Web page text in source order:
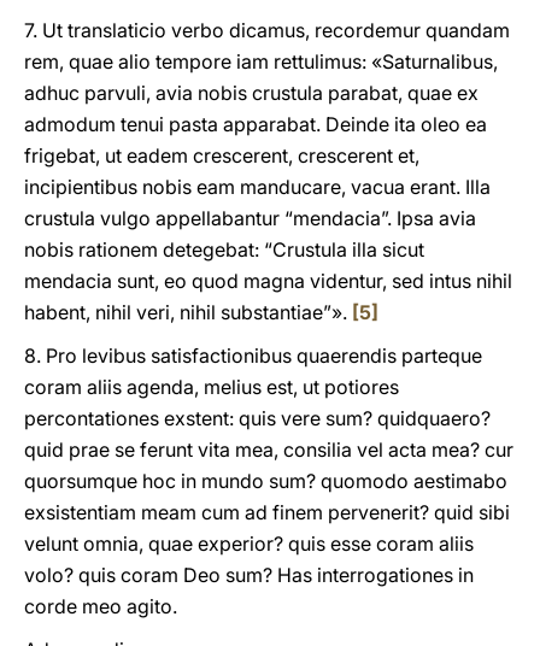
7. Ut translaticio verbo dicamus, recordemur quandam
rem, quae alio tempore iam rettulimus: «Saturnalibus,
adhuc parvuli, avia nobis crustula parabat, quae ex
admodum tenui pasta apparabat. Deinde ita oleo ea
frigebat, ut eadem crescerent, crescerent et,
incipientibus nobis eam manducare, vacua erant. Illa
crustula vulgo appellabantur “mendacia”. Ipsa avia
nobis rationem detegebat: “Crustula illa sicut
mendacia sunt, eo quod magna videntur, sed intus nihil
habent, nihil veri, nihil substantiae”». [5]
8. Pro levibus satisfactionibus quaerendis parteque
coram aliis agenda, melius est, ut potiores
percontationes exstent: quis vere sum? quidquaero?
quid prae se ferunt vita mea, consilia vel acta mea? cur
quorsumque hoc in mundo sum? quomodo aestimabo
exsistentiam meam cum ad finem pervenerit? quid sibi
velunt omnia, quae experior? quis esse coram aliis
volo? quis coram Deo sum? Has interrogationes in
corde meo agito.